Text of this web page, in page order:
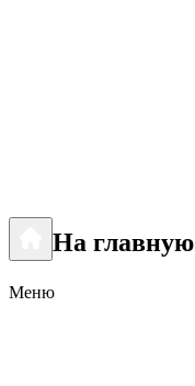
На главную
Меню